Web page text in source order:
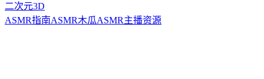
二次元3D
ASMR指南ASMR木瓜ASMR主播资源